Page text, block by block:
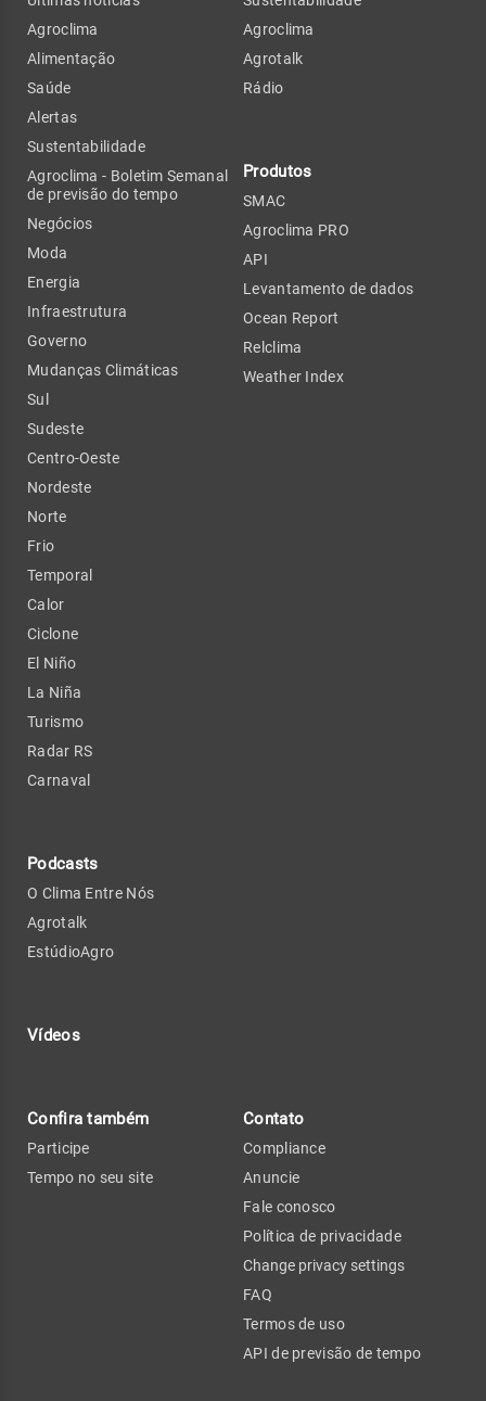
Agroclima
Alimentação
Saúde
Alertas
Sustentabilidade
Agroclima - Boletim Semanal
de previsão do tempo
Negócios
Moda
Energia
Infraestrutura
Governo
Mudanças Climáticas
Sul
Sudeste
Centro-Oeste
Nordeste
Norte
Frio
Temporal
Calor
Ciclone
El Niño
La Niña
Turismo
Radar RS
Carnaval
Podcasts
O Clima Entre Nós
Agrotalk
EstúdioAgro
Vídeos
Agroclima
Agrotalk
Rádio
Produtos
SMAC
Agroclima PRO
API
Levantamento de dados
Ocean Report
Relclima
Weather Index
Confira também
Participe
Tempo no seu site
Contato
Compliance
Anuncie
Fale conosco
Política de privacidade
Change privacy settings
FAQ
Termos de uso
API de previsão de tempo